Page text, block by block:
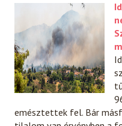
emésztettek fel. Bár